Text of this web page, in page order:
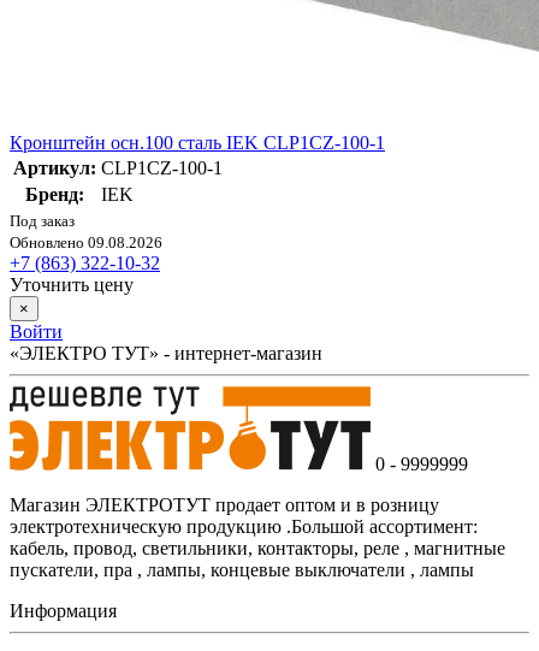
Кронштейн осн.100 сталь IEK CLP1CZ-100-1
Артикул: CLP1CZ-100-1
Бренд:
IEK
Под заказ
Обновлено 09.08.2026
+7 (863) 322-10-32
Уточнить цену
×
Войти
«ЭЛЕКТРО ТУТ» - интернет-магазин
0 - 9999999
Магазин ЭЛЕКТРОТУТ продает оптом и в розницу
электротехническую продукцию .Большой ассортимент:
кабель, провод, светильники, контакторы, реле , магнитные
пускатели, пра , лампы, концевые выключатели , лампы
Информация